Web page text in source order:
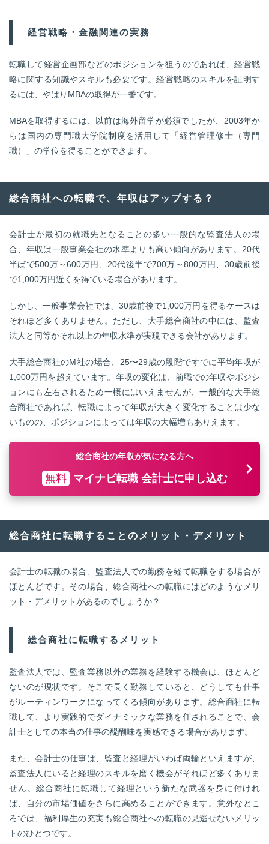
経営戦略・金融関連の実務
転職して経営企画部などのポジションを狙うのであれば、経営戦
略に関する知識やスキルも必要です。経営戦略のスキルを証明す
るには、やはりMBAの取得が一番です。
MBAを取得するには、以前は海外留学が必須でしたが、2003年か
らは国内の専門職大学院制度を活用して「経営管理修士（専門
職）」の学位を得ることができます。
総合商社への転職で、年収はアップする？
会計士が最初の就職先となることの多い一般的な監査法人の場
合、年収は一般事業会社の水準よりも高い傾向があります。20代
半ばで500万～600万円、20代後半で700万～800万円、30歳前後
で1,000万円近くを得ている場合があります。
しかし、一般事業会社では、30歳前後で1,000万円を得るケースは
それほど多くありません。ただし、大手総合商社の中には、監査
法人と同等かそれ以上の年収水準が実現できる会社があります。
大手総合商社のM社の場合、25〜29歳の段階ですでに平均年収が
1,000万円を超えています。年収の変化は、前職での年収やポジシ
ョンにも左右されるため一概にはいえませんが、一般的な大手総
合商社であれば、転職によって年収が大きく変化することは少な
いものの、ポジションによっては年収の大幅増もありえます。
総合商社の年収が気になる方へ
無料 マイナビ転職 会計士に申し込む
総合商社に転職することのメリット・デメリット
会計士の転職の場合、監査法人での勤務を経て転職をする場合が
ほとんどです。その場合、総合商社への転職にはどのようなメリ
ット・デメリットがあるのでしょうか？
総合商社に転職するメリット
監査法人では、監査業務以外の業務を経験する機会は、ほとんど
ないのが現状です。そこで長く勤務していると、どうしても仕事
がルーティンワークになってくる傾向があります。総合商社に転
職して、より実践的でダイナミックな業務を任されることで、会
計士としての本当の仕事の醍醐味を実感できる場合があります。
また、会計士の仕事は、監査と経理がいわば両輪といえますが、
監査法人にいると経理のスキルを磨く機会がそれほど多くありま
せん。総合商社に転職して経理という新たな武器を身に付けれ
ば、自分の市場価値をさらに高めることができます。意外なとこ
ろでは、福利厚生の充実も総合商社への転職の見逃せないメリッ
トのひとつです。